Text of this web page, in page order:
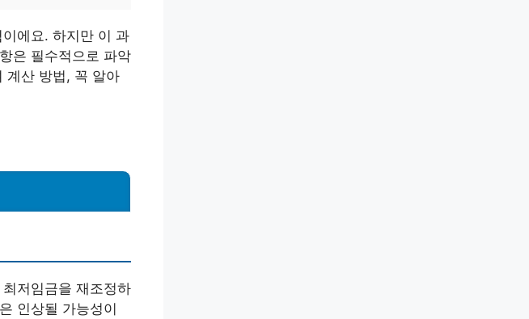
에요. 하지만 이 과
은 필수적으로 파악
계산 방법, 꼭 알아
저임금을 재조정하
인상될 가능성이